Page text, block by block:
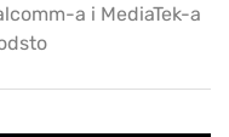
a i MediaTek-a